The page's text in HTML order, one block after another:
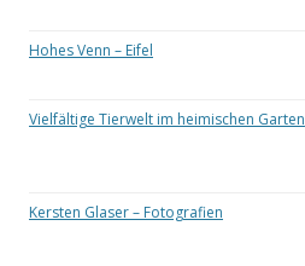
Hohes Venn – Eifel
Vielfältige Tierwelt im heimischen Garten
Kersten Glaser – Fotografien